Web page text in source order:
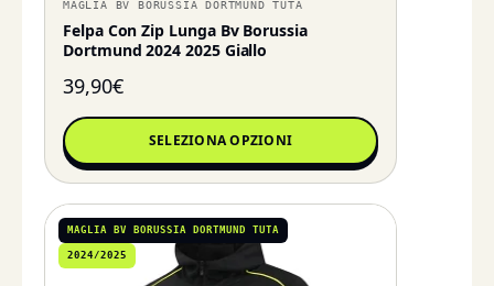
MAGLIA BV BORUSSIA DORTMUND TUTA
Felpa Con Zip Lunga Bv Borussia
Dortmund 2024 2025 Giallo
39,90€
SELEZIONA OPZIONI
MAGLIA BV BORUSSIA DORTMUND TUTA
2024/2025